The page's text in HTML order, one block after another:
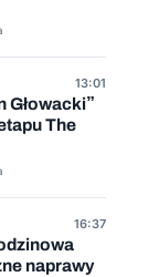
13:01
Głowacki”
The
16:37
naprawy